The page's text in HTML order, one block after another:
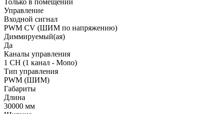
Управление
Входной сигнал
PWM СV (ШИМ по напряжению)
Диммируемый(ая)
Да
Каналы управления
1 CH (1 канал - Mono)
Тип управления
PWM (ШИМ)
Габариты
Длина
30000 мм